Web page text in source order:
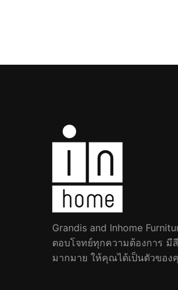
Grandis and Inhome
ตอบโจทย์ทุกความต้องการ มี
มากมาย ให้คุณได้เป็นตัวของ